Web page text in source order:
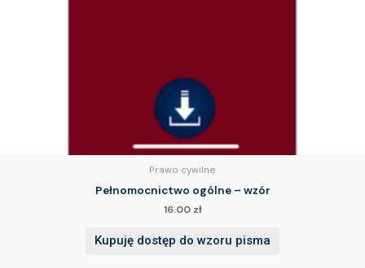
Prawo cywilne
Pełnomocnictwo ogólne – wzór
16.00 zł
Kupuję dostęp do wzoru pisma